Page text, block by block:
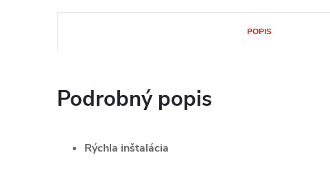
POPIS
Podrobný popis
Rýchla inštalácia